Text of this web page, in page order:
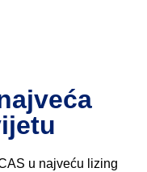
u najveću lizing